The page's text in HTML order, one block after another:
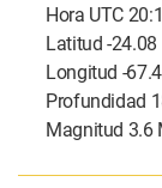
Hora UTC
Latitud -24.08
Longitud -
Profundidad
Magnitud 3.6